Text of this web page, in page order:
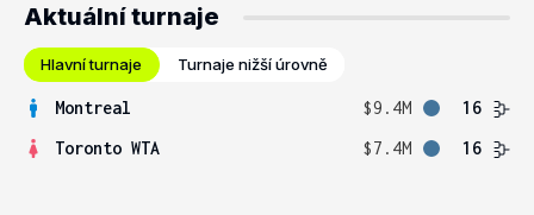
Aktuální turnaje
Hlavní turnaje Turnaje nižší úrovně
Montreal $9.4M
16
Toronto WTA
$7.4M 16